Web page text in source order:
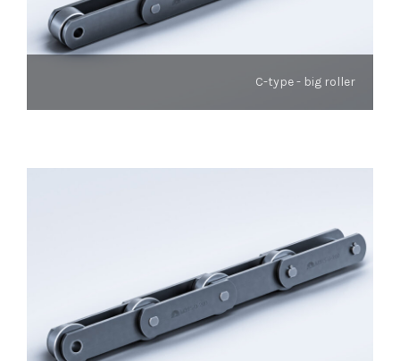
C-type - big roller